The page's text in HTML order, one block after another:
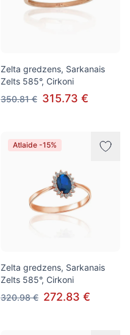
Zelta gredzens, Sarkanais
Zelts 585°, Cirkoni
350.81 € 315.73 €
Atlaide -15%
Zelta gredzens, Sarkanais
Zelts 585°, Cirkoni
320.98 € 272.83 €